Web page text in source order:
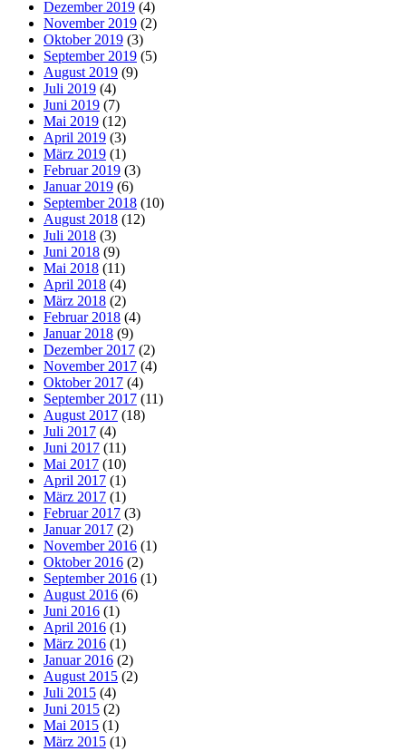
Dezember 2019 (4)
November 2019 (2)
Oktober 2019 (3)
September 2019 (5)
August 2019 (9)
Juli 2019 (4)
Juni 2019 (7)
Mai 2019 (12)
April 2019 (3)
März 2019 (1)
Februar 2019 (3)
Januar 2019 (6)
September 2018 (10)
August 2018 (12)
Juli 2018 (3)
Juni 2018 (9)
Mai 2018 (11)
April 2018 (4)
März 2018 (2)
Februar 2018 (4)
Januar 2018 (9)
Dezember 2017 (2)
November 2017 (4)
Oktober 2017 (4)
September 2017 (11)
August 2017 (18)
Juli 2017 (4)
Juni 2017 (11)
Mai 2017 (10)
April 2017 (1)
März 2017 (1)
Februar 2017 (3)
Januar 2017 (2)
November 2016 (1)
Oktober 2016 (2)
September 2016 (1)
August 2016 (6)
Juni 2016 (1)
April 2016 (1)
März 2016 (1)
Januar 2016 (2)
August 2015 (2)
Juli 2015 (4)
Juni 2015 (2)
Mai 2015 (1)
März 2015 (1)